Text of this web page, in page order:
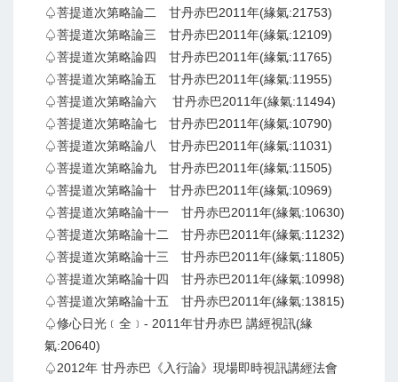
♤菩提道次第略論二 甘丹赤巴2011年(緣氣:21753)
♤菩提道次第略論三 甘丹赤巴2011年(緣氣:12109)
♤菩提道次第略論四 甘丹赤巴2011年(緣氣:11765)
♤菩提道次第略論五 甘丹赤巴2011年(緣氣:11955)
♤菩提道次第略論六 甘丹赤巴2011年(緣氣:11494)
♤菩提道次第略論七 甘丹赤巴2011年(緣氣:10790)
♤菩提道次第略論八 甘丹赤巴2011年(緣氣:11031)
♤菩提道次第略論九 甘丹赤巴2011年(緣氣:11505)
♤菩提道次第略論十 甘丹赤巴2011年(緣氣:10969)
♤菩提道次第略論十一 甘丹赤巴2011年(緣氣:10630)
♤菩提道次第略論十二 甘丹赤巴2011年(緣氣:11232)
♤菩提道次第略論十三 甘丹赤巴2011年(緣氣:11805)
♤菩提道次第略論十四 甘丹赤巴2011年(緣氣:10998)
♤菩提道次第略論十五 甘丹赤巴2011年(緣氣:13815)
♤修心日光﹝全﹞- 2011年甘丹赤巴 講經視訊(緣
氣:20640)
♤2012年 甘丹赤巴《入行論》現場即時視訊講經法會